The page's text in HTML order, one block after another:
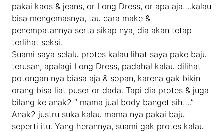
pakai kaos & jeans, or Long Dress, or apa aja….kalau
bisa mengemasnya, tau cara make &
penempatannya serta sikap nya, dia akan tetap
terlihat seksi.
Suami saya selalu protes kalau lihat saya pake baju
terusan, apalagi Long Dress, padahal kalau dilihat
potongan nya biasa aja & sopan, karena gak bikin
orang bisa liat puser or dada. Tapi dia protes & juga
bilang ke anak2 ” mama jual body banget sih….”
Anak2 justru suka kalau mama nya pakai baju
seperti itu. Yang herannya, suami gak protes kalau